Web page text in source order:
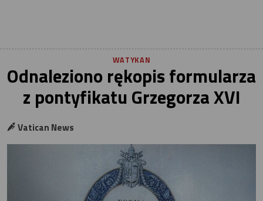
WATYKAN
Odnaleziono rękopis formularza
z pontyfikatu Grzegorza XVI
Vatican News